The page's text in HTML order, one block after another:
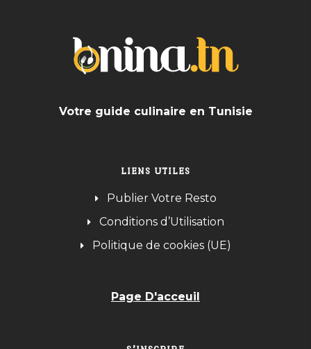
Votre guide culinaire en Tunisie
LIENS UTILES
Publier Votre Resto
Conditions d’Utilisation
Politique de cookies (UE)
Page D'acceuil